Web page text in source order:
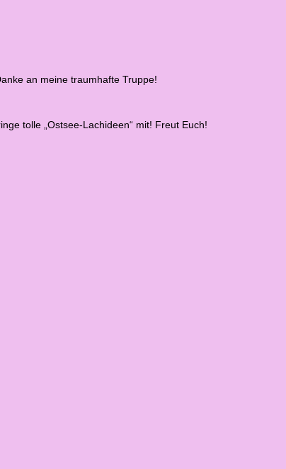
an meine traumhafte Truppe!
tolle „Ostsee-Lachideen“ mit! Freut Euch!